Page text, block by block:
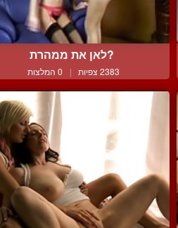
?לאן את ממהרת
2383 צפיות | 0 המלצות